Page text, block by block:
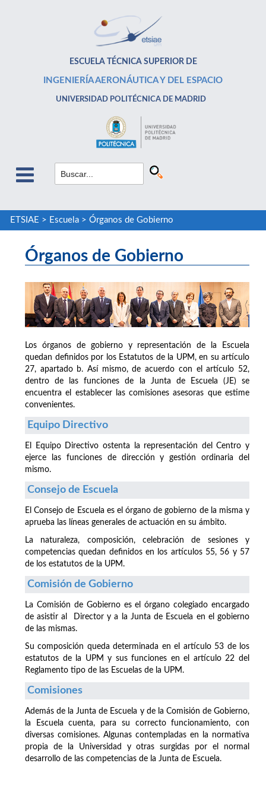
ESCUELA TÉCNICA SUPERIOR DE
INGENIERÍA AERONÁUTICA Y DEL ESPACIO
UNIVERSIDAD POLITÉCNICA DE MADRID
ETSIAE > Escuela> Órganos de Gobierno
Órganos de Gobierno
Los órganos de gobierno y representación de la Escuela
quedan definidos por los Estatutos de la UPM, en su artículo
27, apartado b. Así mismo, de acuerdo con el artículo 52,
dentro de las funciones de la Junta de Escuela (JE) se
encuentra el establecer las comisiones asesoras que estime
convenientes.
Equipo Directivo
El Equipo Directivo ostenta la representación del Centro y
ejerce las funciones de dirección y gestión ordinaria del
mismo.
Consejo de Escuela
El Consejo de Escuela es el órgano de gobierno de la misma y
aprueba las líneas generales de actuación en su ámbito.
La naturaleza, composición, celebración de sesiones y
competencias quedan definidos en los artículos 55, 56 y 57
de los estatutos de la UPM.
Comisión de Gobierno
La Comisión de Gobierno es el órgano colegiado encargado
de asistir al Director y a la Junta de Escuela en el gobierno
de las mismas.
Su composición queda determinada en el artículo 53 de los
estatutos de la UPM y sus funciones en el artículo 22 del
Reglamento tipo de las Escuelas de la UPM.
Comisiones
Además de la Junta de Escuela y de la Comisión de Gobierno,
la Escuela cuenta, para su correcto funcionamiento, con
diversas comisiones. Algunas contempladas en la normativa
propia de la Universidad y otras surgidas por el normal
desarrollo de las competencias de la Junta de Escuela.